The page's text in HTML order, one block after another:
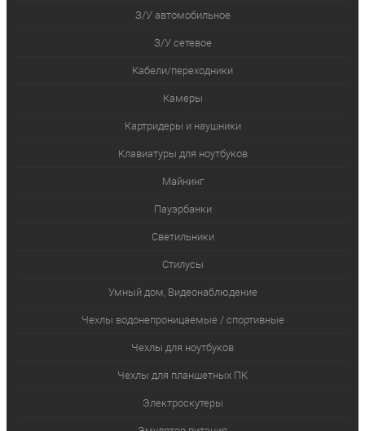
З/У автомобильное
З/У сетевое
Кабели/переходники
Камеры
Картридеры и наушники
Клавиатуры для ноутбуков
Майнинг
Пауэрбанки
Светильники
Стилусы
Умный дом, Видеонаблюдение
Чехлы водонепроницаемые / спортивные
Чехлы для ноутбуков
Чехлы для планшетных ПК
Электроскутеры